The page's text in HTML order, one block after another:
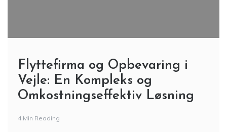
Flyttefirma og Opbevaring i
Vejle: En Kompleks og
Omkostningseffektiv Løsning
4 Min Reading